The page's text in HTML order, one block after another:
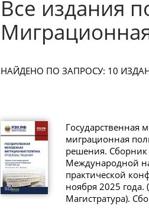
Все издания
НАЙДЕНО ПО ЗАПРОСУ: 10
Государственная
миграционная
решения. Сборник
Международной
практической
ноября 2025 года.
Магистратура).